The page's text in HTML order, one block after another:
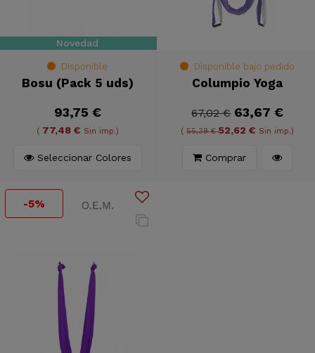
Novedad
Disponible
Bosu (Pack 5 uds)
93,75 €
( 77,48 € Sin imp.)
Seleccionar Colores
Disponible bajo pedido
Columpio Yoga
67,02 € 63,67 €
(55,39 €52,62 € Sin imp.)
Comprar
-5%